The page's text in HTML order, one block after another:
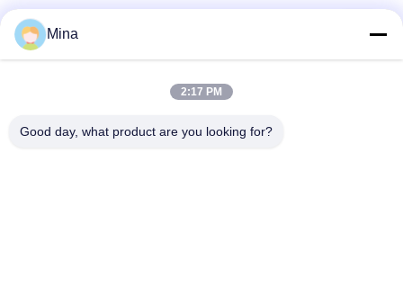
Catégories populaires
Médias de sablage
Mina
2:17 PM
Good day, what product are you looking for?